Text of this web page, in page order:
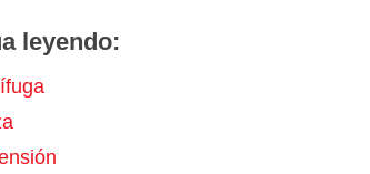
leyendo: